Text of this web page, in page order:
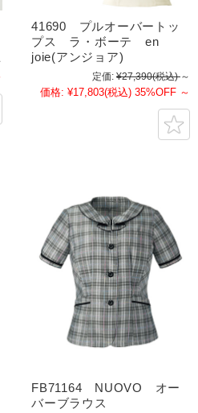
41690 プルオーバートッ
プス ラ・ボーテ en
joie(アンジョア)
定価: ¥27,390(税込) ～
価格: ¥17,803(税込) 35%OFF ～
FB71164 NUOVO オー
バーブラウス